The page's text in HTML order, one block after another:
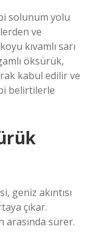
solunum yolu
ve
kıvamlı sarı
öksürük,
kabul edilir ve
belirtilerle
geniz akıntısı
çıkar.
arasında sürer.